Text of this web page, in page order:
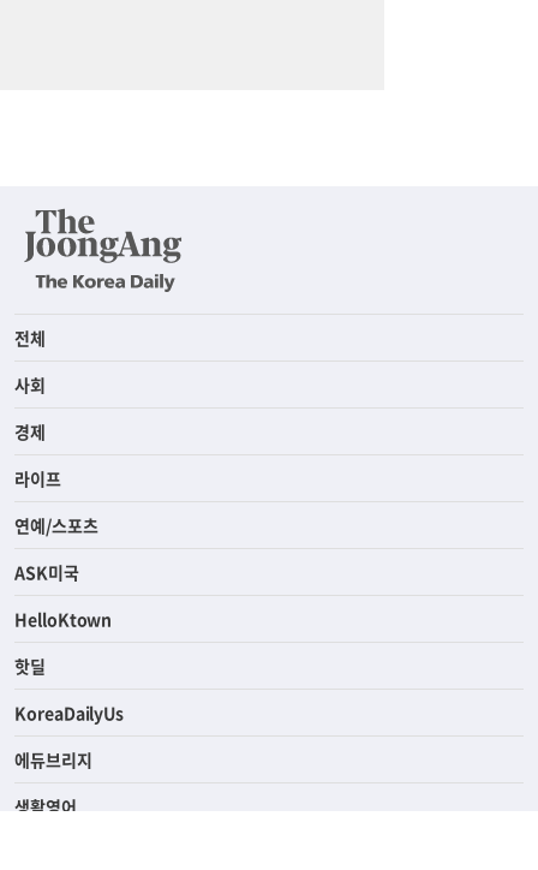
전체
사회
경제
라이프
연예/스포츠
ASK미국
HelloKtown
핫딜
KoreaDailyUs
에듀브리지
생활영어